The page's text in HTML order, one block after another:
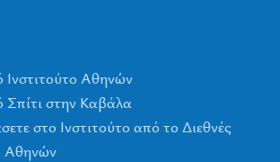
Ινστιτούτο Αθηνών
Σπίτι στην Καβάλα
στο Ινστιτούτο από το Διεθνές
Αθηνών